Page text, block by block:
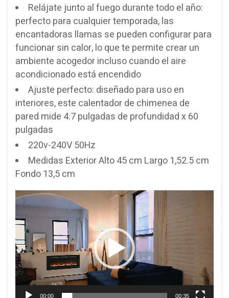
Relájate junto al fuego durante todo el año:
perfecto para cualquier temporada, las
encantadoras llamas se pueden configurar para
funcionar sin calor, lo que te permite crear un
ambiente acogedor incluso cuando el aire
acondicionado está encendido
Ajuste perfecto: diseñado para uso en
interiores, este calentador de chimenea de
pared mide 4.7 pulgadas de profundidad x 60
pulgadas
220v-240V 50Hz
Medidas Exterior Alto 45 cm Largo 1,52.5 cm
Fondo 13,5 cm
Reproductor
vídeo
00:00 00:35